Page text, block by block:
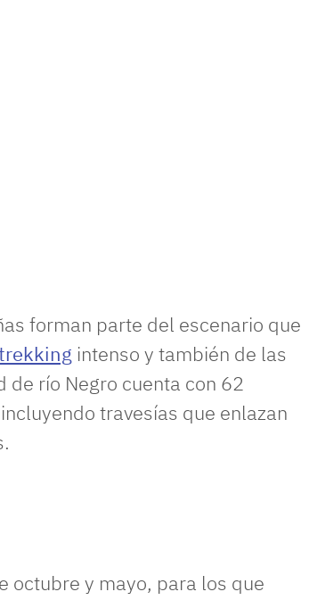
forman parte del escenario que
intenso y también de las
río Negro cuenta con 62
travesías que enlazan
octubre y mayo, para los que